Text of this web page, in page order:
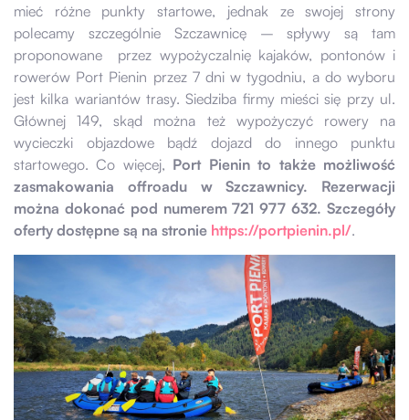
mieć różne punkty startowe, jednak ze swojej strony
polecamy szczególnie Szczawnicę – spływy są tam
proponowane przez wypożyczalnię kajaków, pontonów i
rowerów Port Pienin przez 7 dni w tygodniu, a do wyboru
jest kilka wariantów trasy. Siedziba firmy mieści się przy ul.
Głównej 149, skąd można też wypożyczyć rowery na
wycieczki objazdowe bądź dojazd do innego punktu
startowego. Co więcej, Port Pienin to także możliwość
zasmakowania offroadu w Szczawnicy. Rezerwacji
można dokonać pod numerem 721 977 632. Szczegóły
oferty dostępne są na stronie https://portpienin.pl/.